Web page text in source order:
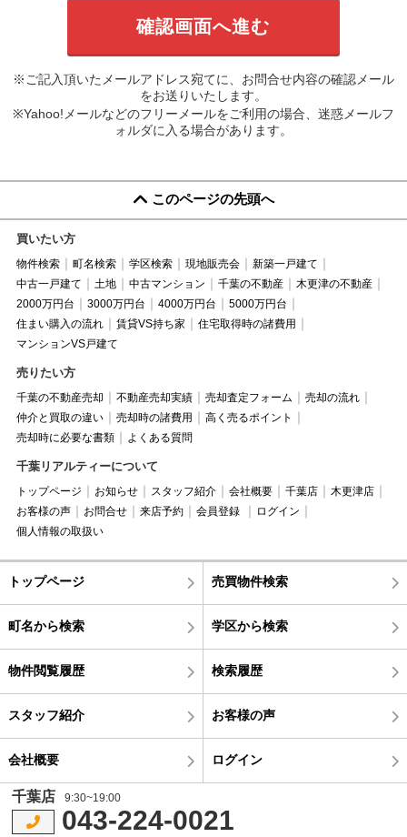
※ご記入頂いたメールアドレス宛てに、お問合せ内容の確認メール
をお送りいたします。
※Yahoo!メールなどのフリーメールをご利用の場合、迷惑メールフ
ォルダに入る場合があります。
このページの先頭へ
買いたい方
物件検索 町名検索 学区検索 現地販売会
新築一戸建て
中古一戸建て
土地 中古マンション 千葉の不動産
木更津の不動産
2000万円台
3000万円台 4000万円台
5000万円台
住まい購入の流れ
賃貸VS持ち家
住宅取得時の諸費用
マンションVS戸建て
売りたい方
千葉の不動産売却 不動産売却実績 売却査定フォーム
売却の流れ
仲介と買取の違い
売却時の諸費用
高く売るポイント
売却時に必要な書類
よくある質問
千葉リアルティーについて
トップページ お知らせ スタッフ紹介 会社概要 千葉店
木更津店
お客様の声
お問合せ 来店予約 会員登録
ログイン
個人情報の取扱い
トップページ 売買物件検索
町名から検索 学区から検索
物件閲覧履歴 検索履歴
スタッフ紹介 お客様の声
会社概要 ログイン
千葉店 9:30~19:00
043-224-0021